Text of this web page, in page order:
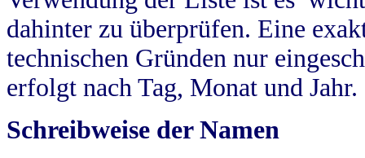
dahinter zu überprüfen. Eine
technischen Gründen nur
erfolgt nach Tag, Monat und Jahr.
Schreibweise der Namen